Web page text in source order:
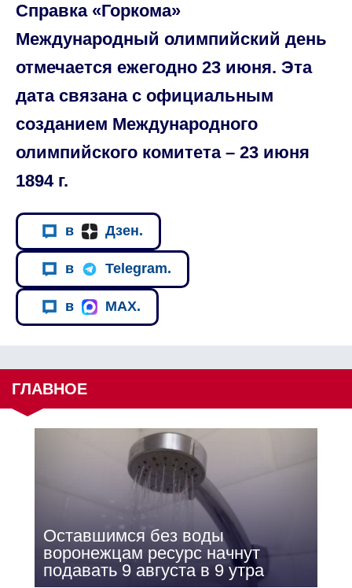
Справка «Горкома»
Международный олимпийский день
отмечается ежегодно 23 июня. Эта
дата связана с официальным
созданием Международного
олимпийского комитета – 23 июня
1894 г.
в Дзен.
в Telegram.
в MAX.
ГЛАВНОЕ
Оставшимся без воды
воронежцам ресурс начнут
подавать 9 августа в 9 утра